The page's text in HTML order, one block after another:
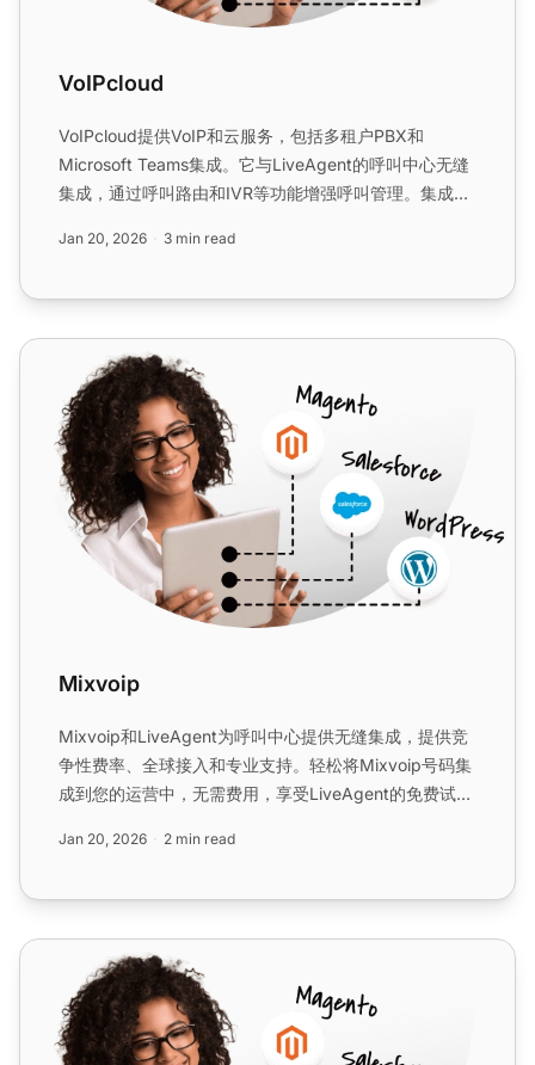
VoIPcloud
VoIPcloud提供VoIP和云服务，包括多租户PBX和
Microsoft Teams集成。它与LiveAgent的呼叫中心无缝
集成，通过呼叫路由和IVR等功能增强呼叫管理。集成已
Jan 20, 2026 3 min read
Mixvoip
Mixvoip
Mixvoip和LiveAgent为呼叫中心提供无缝集成，提供竞
争性费率、全球接入和专业支持。轻松将Mixvoip号码集
成到您的运营中，无需费用，享受LiveAgent的免费试
Jan 20, 2026 2 min read
VoIPstudio